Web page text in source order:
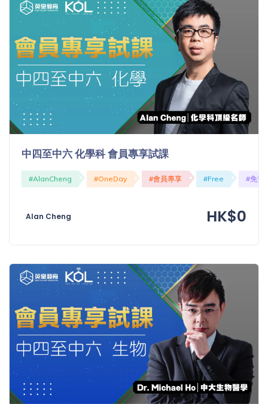
中四至中六 化學科 會員專享試課
#AlanCheng #OneDay #會員專享 #Free #免費
Alan Cheng HK$0